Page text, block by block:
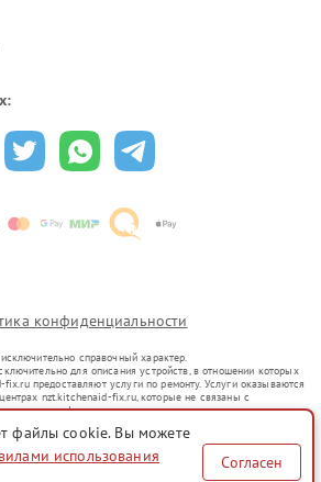
конфиденциальности
справочный характер.
для описания устройств, в отношении которых
предоставляют услуги по ремонту. Услуги оказываются
nzt.kitchenaid-fix.ru, которые не связаны с
или их официальными представителями.
уже введенных в гражданский оборот в соответствии
преследует цели индивидуализации услуг или введения
для информирования о предоставляемых услугах по
файлы cookie. Вы можете
использования
Согласен